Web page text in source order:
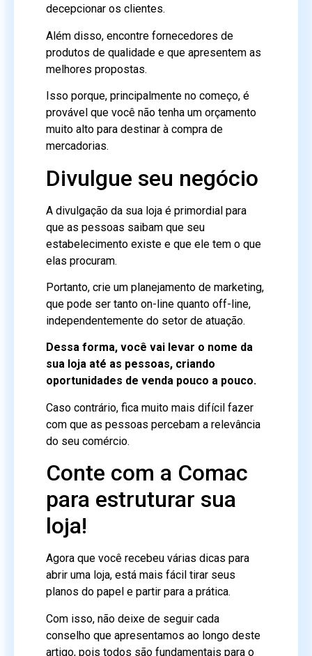
decepcionar os clientes.
Além disso, encontre fornecedores de
produtos de qualidade e que apresentem as
melhores propostas.
Isso porque, principalmente no começo, é
provável que você não tenha um orçamento
muito alto para destinar à compra de
mercadorias.
Divulgue seu negócio
A divulgação da sua loja é primordial para
que as pessoas saibam que seu
estabelecimento existe e que ele tem o que
elas procuram.
Portanto, crie um planejamento de marketing,
que pode ser tanto on-line quanto off-line,
independentemente do setor de atuação.
Dessa forma, você vai levar o nome da
sua loja até as pessoas, criando
oportunidades de venda pouco a pouco.
Caso contrário, fica muito mais difícil fazer
com que as pessoas percebam a relevância
do seu comércio.
Conte com a Comac
para estruturar sua
loja!
Agora que você recebeu várias dicas para
abrir uma loja, está mais fácil tirar seus
planos do papel e partir para a prática.
Com isso, não deixe de seguir cada
conselho que apresentamos ao longo deste
artigo, pois todos são fundamentais para o